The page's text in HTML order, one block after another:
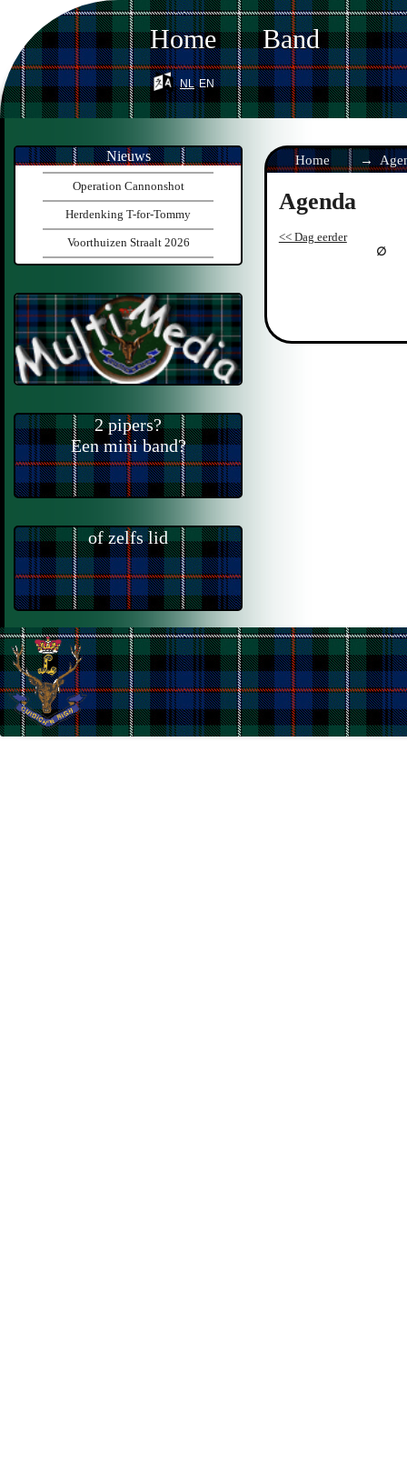
Home Band
nl en
Home
Agenda
<< Dag eerder
Nieuws
Operation Cannonshot
Herdenking T-for-Tommy
Voorthuizen Straalt 2026
2 pipers?
Een mini band?
of zelfs lid